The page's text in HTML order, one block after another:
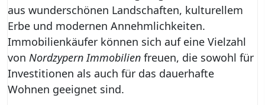
aus wunderschönen Landschaften, kulturellem
Erbe und modernen Annehmlichkeiten.
Immobilienkäufer können sich auf eine Vielzahl
von Nordzypern Immobilien freuen, die sowohl für
Investitionen als auch für das dauerhafte
Wohnen geeignet sind.